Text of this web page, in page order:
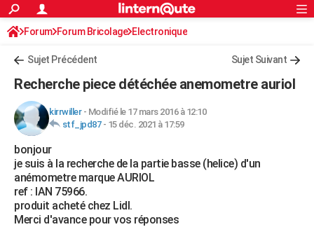
ACTUALITÉS
Politique
Société
Faits Divers
Education
Monde
Villes
+
FINANCE
Retraite
Impôts
Epargne
Immobilier
Risques naturels par ville
Banque
Assurance
Crédit
AUTO
Essais
Réserver un essai
Citadines
Berlines
SUV
Forum auto
+HIGH-TECH
Mobiles
Meilleur smartphone
Internet
Ordinateurs
Jeux vidéo
Guide high-tech
+BRICOLAGE
Forum
Aménagement intérieur
Extérieur
Cuisine
Salle de bains
Jardinage
Rangement
WEEK-END
S'inscrire
Connexion
Forum Forum Bricolage Electronique
Sujet Précédent Sujet Suivant
Recherche piece détéchée anemometre auriol
kirrwiller- Modifié le 17 mars 2016 à 12:10
stf_jpd87- 15 déc. 2021 à 17:59
bonjour
je suis à la recherche de la partie basse (helice) d'un
anémometre marque AURIOL
ref : IAN 75966.
produit acheté chez Lidl.
Merci d'avance pour vos réponses